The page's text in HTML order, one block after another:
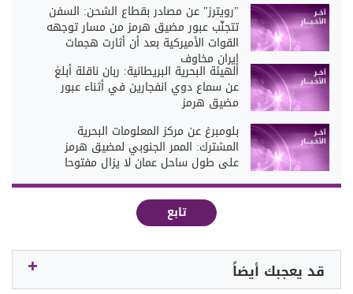
"رويترز" عن مصادر بقطاع الشحن: السفن
تتجنّب عبور مضيق هرمز من مسار توجهه
القوات الأميركية بعد أن أثارت هجمات
إيران مخاوف
الهيئة البحرية البريطانية: ربان ناقلة أبلغ
عن سماع دوي انفجارين في أثناء عبور
مضيق هرمز
بلومبرغ عن مركز المعلومات البحرية
المشترك: الممر الجنوبي لمضيق هرمز
على طول ساحل عمان لا يزال مفتوحا
تابع
قد يعجبك أيضاً